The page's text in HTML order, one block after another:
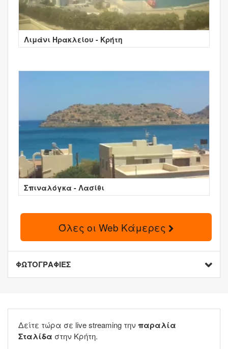
Λιμάνι Ηρακλείου - Κρήτη
Σπιναλόγκα - Λασίθι
Όλες οι Web Κάμερες
ΦΩΤΟΓΡΑΦΙΕΣ
Δείτε τώρα σε live streaming την παραλία
Σταλίδα στην Κρήτη.